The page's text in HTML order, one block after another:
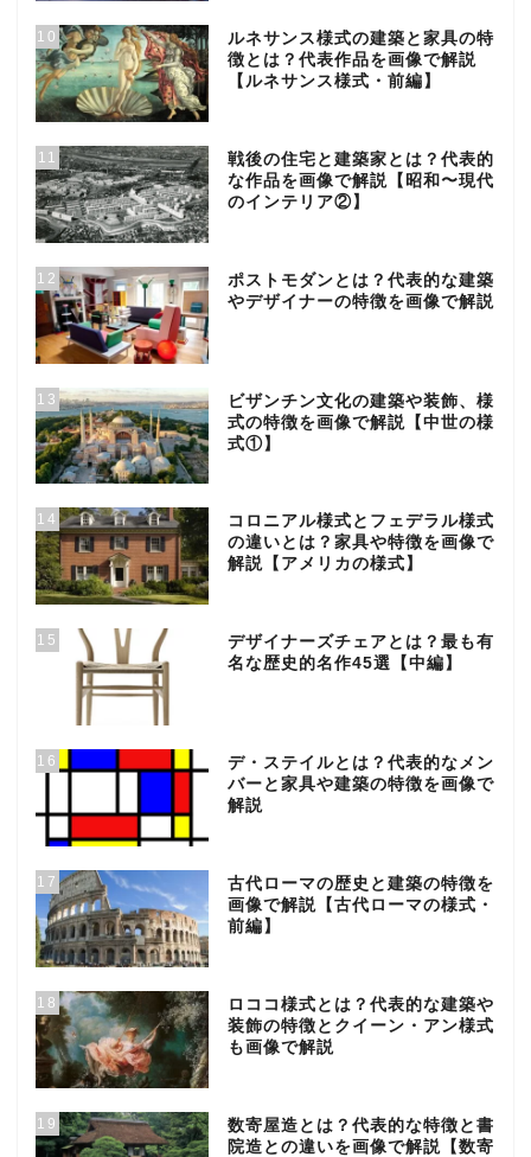
10
ルネサンス様式の建築と家具の特
徴とは？代表作品を画像で解説
【ルネサンス様式・前編】
11
戦後の住宅と建築家とは？代表的
な作品を画像で解説【昭和〜現代
のインテリア②】
12
ポストモダンとは？代表的な建築
やデザイナーの特徴を画像で解説
13
ビザンチン文化の建築や装飾、様
式の特徴を画像で解説【中世の様
式①】
14
コロニアル様式とフェデラル様式
の違いとは？家具や特徴を画像で
解説【アメリカの様式】
15
デザイナーズチェアとは？最も有
名な歴史的名作45選【中編】
16
デ・ステイルとは？代表的なメン
バーと家具や建築の特徴を画像で
解説
17
古代ローマの歴史と建築の特徴を
画像で解説【古代ローマの様式・
前編】
18
ロココ様式とは？代表的な建築や
装飾の特徴とクイーン・アン様式
も画像で解説
19
数寄屋造とは？代表的な特徴と書
院造との違いを画像で解説【数寄